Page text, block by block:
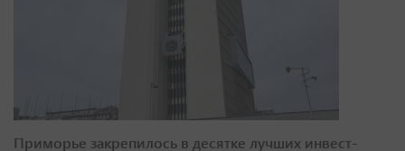
Приморье закрепилось в десятке лучших инвест-